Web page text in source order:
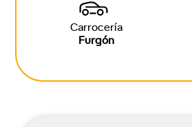
Carrocería
Furgón